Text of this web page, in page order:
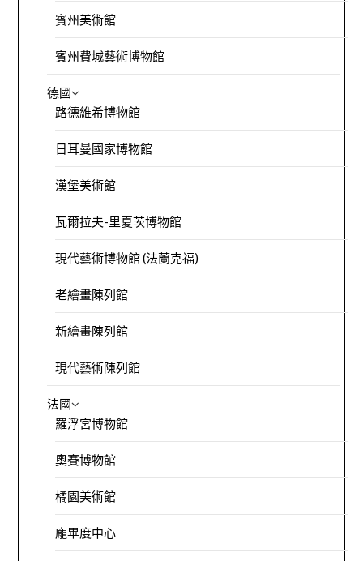
賓州美術館
賓州費城藝術博物館
德國
路德維希博物館
日耳曼國家博物館
漢堡美術館
瓦爾拉夫-里夏茨博物館
現代藝術博物館 (法蘭克福)
老繪畫陳列館
新繪畫陳列館
現代藝術陳列館
法國
羅浮宮博物館
奧賽博物館
橘園美術館
龐畢度中心